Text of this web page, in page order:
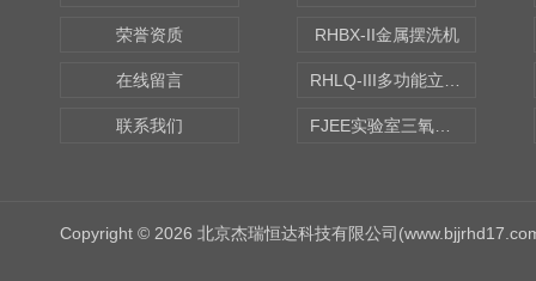
荣誉资质
在线留言
联系我们
RHBX-II金属摆洗机
Copyright © 2026 北京杰瑞恒达科技有限公司